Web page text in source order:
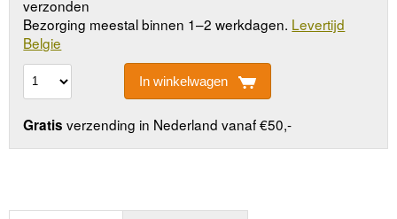
verzonden
Bezorging meestal binnen 1–2 werkdagen. Levertijd
Belgie
In winkelwagen
Gratis verzending in Nederland vanaf €50,-